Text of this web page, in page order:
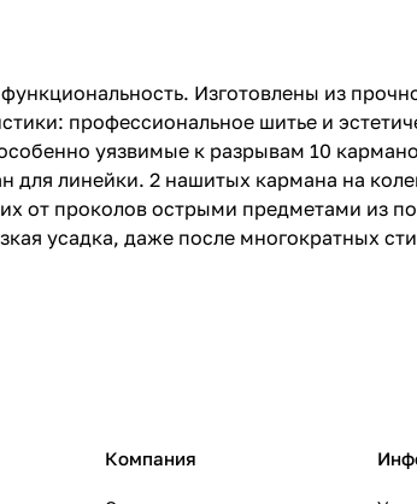
Изготовлены из
профессиональное шитье и
уязвимые к разрывам 10
линейки. 2 нашитых кармана на
от проколов острыми предметами из
усадка, даже после многократных
Компания